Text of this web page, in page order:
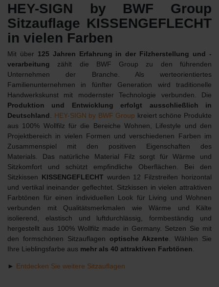
HEY-SIGN by BWF Group
Sitzauflage KISSENGEFLECHT
in vielen Farben
Mit über 125 Jahren Erfahrung in der Filzherstellung und -
verarbeitung zählt die BWF Group zu den führenden
Unternehmen der Branche. Als werteorientiertes
Familienunternehmen in fünfter Generation wird traditionelle
Handwerkskunst mit modernster Technologie verbunden. Die
Produktion und Entwicklung erfolgt ausschließlich in
Deutschland
HEY-SIGN by BWF Group kreiert schöne Produkte
aus 100% Wollfilz für die Bereiche Wohnen, Lifestyle und den
Projektbereich in vielen Formen und verschiedenen Farben im
Zusammenspiel mit den positiven Eigenschaften des
Materials. Das natürliche Material Filz sorgt für Wärme und
Sitzkomfort und schützt empfindliche Oberflächen. Bei den
Sitzkissen KISSENGEFLECHT wurden 12 Filzstreifen horizontal
und vertikal ineinander geflechtet. Sitzkissen in vielen attraktiven
Farbtönen für einen individuellen Look für Living und Wohnen
verbunden mit Qualitätsmerkmalen wie Wärme und Kälte
isolierend, elastisch und luftdurchlässig, formbeständig und
hergestellt aus 100% Wollfilz made in Germany. Setzen Sie mit
den formschönen Sitzauflagen optische Akzente . Wählen Sie
Ihre Lieblingsfarbe aus mehr als 40 attraktiven Farbtönen
► Entdecken Sie weitere Sitzauflagen